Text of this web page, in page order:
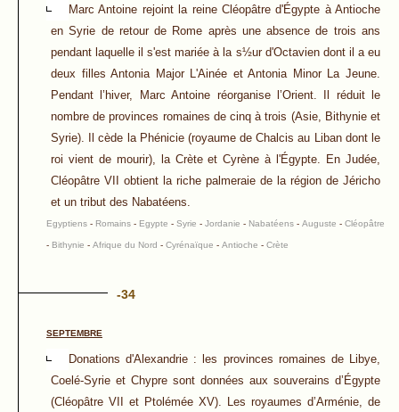
Marc Antoine rejoint la reine Cléopâtre d'Égypte à Antioche
en Syrie de retour de Rome après une absence de trois ans
pendant laquelle il s'est mariée à la s½ur d'Octavien dont il a eu
deux filles Antonia Major L'Ainée et Antonia Minor La Jeune.
Pendant l’hiver, Marc Antoine réorganise l’Orient. Il réduit le
nombre de provinces romaines de cinq à trois (Asie, Bithynie et
Syrie). Il cède la Phénicie (royaume de Chalcis au Liban dont le
roi vient de mourir), la Crète et Cyrène à l'Égypte. En Judée,
Cléopâtre VII obtient la riche palmeraie de la région de Jéricho
et un tribut des Nabatéens.
Egyptiens - Romains - Egypte - Syrie - Jordanie - Nabatéens - Auguste - Cléopâtre
- Bithynie - Afrique du Nord - Cyrénaïque - Antioche - Crète
-34
SEPTEMBRE
Donations d'Alexandrie : les provinces romaines de Libye,
Coelé-Syrie et Chypre sont données aux souverains d’Égypte
(Cléopâtre VII et Ptolémée XV). Les royaumes d’Arménie, de